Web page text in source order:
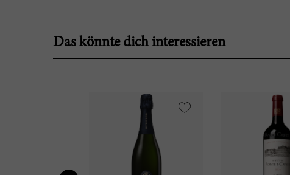
Das könnte dich interessieren